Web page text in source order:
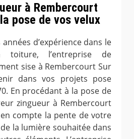
à Rembercourt
pose de vos velux
d’expérience dans le
l’entreprise de
sise à Rembercourt Sur
dans vos projets pose
En procédant à la pose de
zingueur à Rembercourt
compte la pente de votre
la lumière souhaitée dans